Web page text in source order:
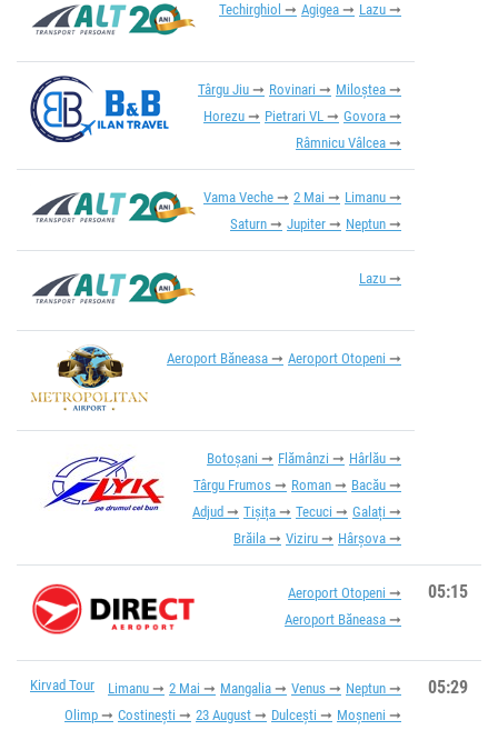
Techirghiol Agigea Lazu
Târgu Jiu Rovinari
Miloștea
Horezu
Pietrari VL
Govora
Râmnicu Vâlcea
Vama Veche 2 Mai
Limanu
Saturn
Jupiter Neptun
Lazu
Aeroport Băneasa Aeroport Otopeni
Botoșani Flămânzi
Hârlău
Târgu Frumos
Roman
Bacău
Adjud
Tișița Tecuci
Galați
Brăila
Viziru Hârșova
Aeroport Otopeni
Aeroport Băneasa
05:15
Kirvad Tour Limanu 2 Mai Mangalia Venus
Neptun
Olimp
Costinești 23 August Dulcești Moșneni
05:29